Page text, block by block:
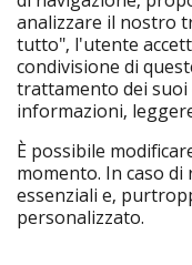
TravelPirates
Il nostro gruppo
HolidayPirates
Conoscici meglio
Chi siamo
Lavora con noi
analizzare il nostro
tutto", l'utente
condivisione di
trattamento dei
informazioni,
È possibile
momento. In caso
essenziali e,
personalizzato.